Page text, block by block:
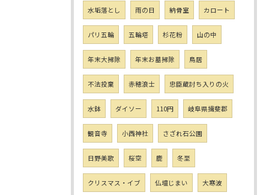
水垢落とし 雨の日 納骨室 カロート
パリ五輪 五輪塔 杉花粉 山の中
年末大掃除 年末お墓掃除 鳥居
不法投棄 赤穂浪士 忠臣蔵討ち入りの火
水鉢 ダイソー 110円 岐阜県揖斐郡
観音寺 小西神社 さざれ石公園
日野美歌 桜空 鹿 冬至
クリスマス・イブ 仏壇じまい 大寒波